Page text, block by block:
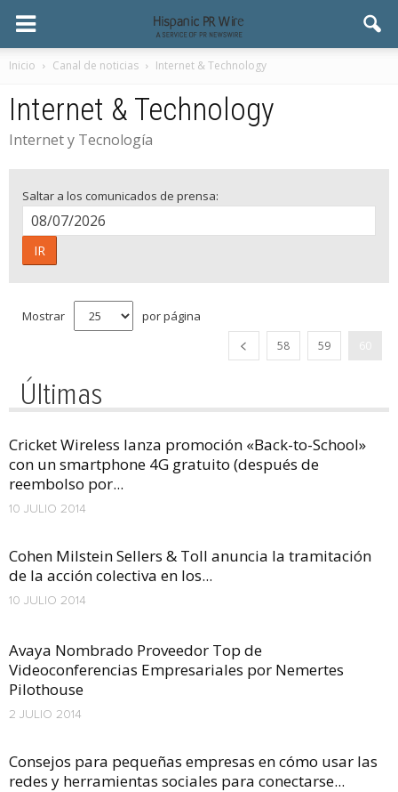
Inicio Canal de noticias Internet & Technology
Internet & Technology
Internet y Tecnología
Saltar a los comunicados de prensa:
IR
Mostrar por página
58 59
Últimas
Cricket Wireless lanza promoción «Back-to-School»
con un smartphone 4G gratuito (después de
reembolso por...
10 JULIO 2014
Cohen Milstein Sellers & Toll anuncia la tramitación
de la acción colectiva en los...
10 JULIO 2014
Avaya Nombrado Proveedor Top de
Videoconferencias Empresariales por Nemertes
Pilothouse
2 JULIO 2014
Consejos para pequeñas empresas en cómo usar las
redes y herramientas sociales para conectarse...